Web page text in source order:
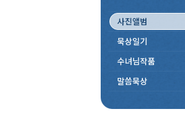
사진앨범
묵상일기
수녀님작품
말씀묵상